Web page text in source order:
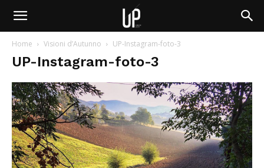
Home Visioni d’Autunno UP-Instagram-foto-3
UP-Instagram-foto-3